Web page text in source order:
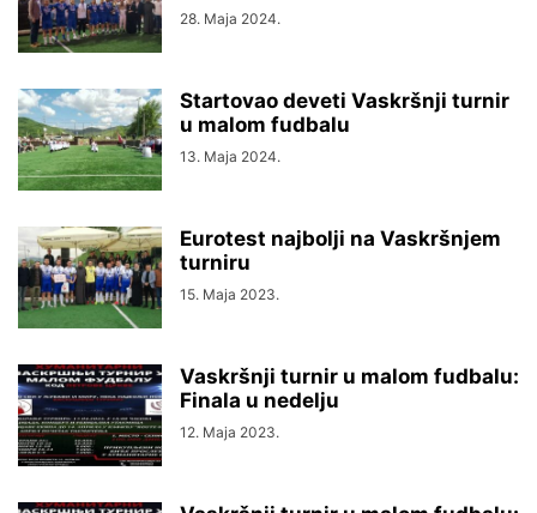
28. Maja 2024.
Startovao deveti Vaskršnji turnir
u malom fudbalu
13. Maja 2024.
Eurotest najbolji na Vaskršnjem
turniru
15. Maja 2023.
Vaskršnji turnir u malom fudbalu:
Finala u nedelju
12. Maja 2023.